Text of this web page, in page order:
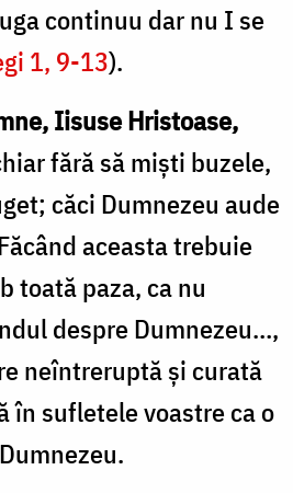
continuu dar nu I se
1, 9-13).
Iisuse Hristoase,
fără să miști buzele,
căci Dumnezeu aude
aceasta trebuie
toată paza, ca nu
despre Dumnezeu…,
neîntreruptă și curată
în sufletele voastre ca o